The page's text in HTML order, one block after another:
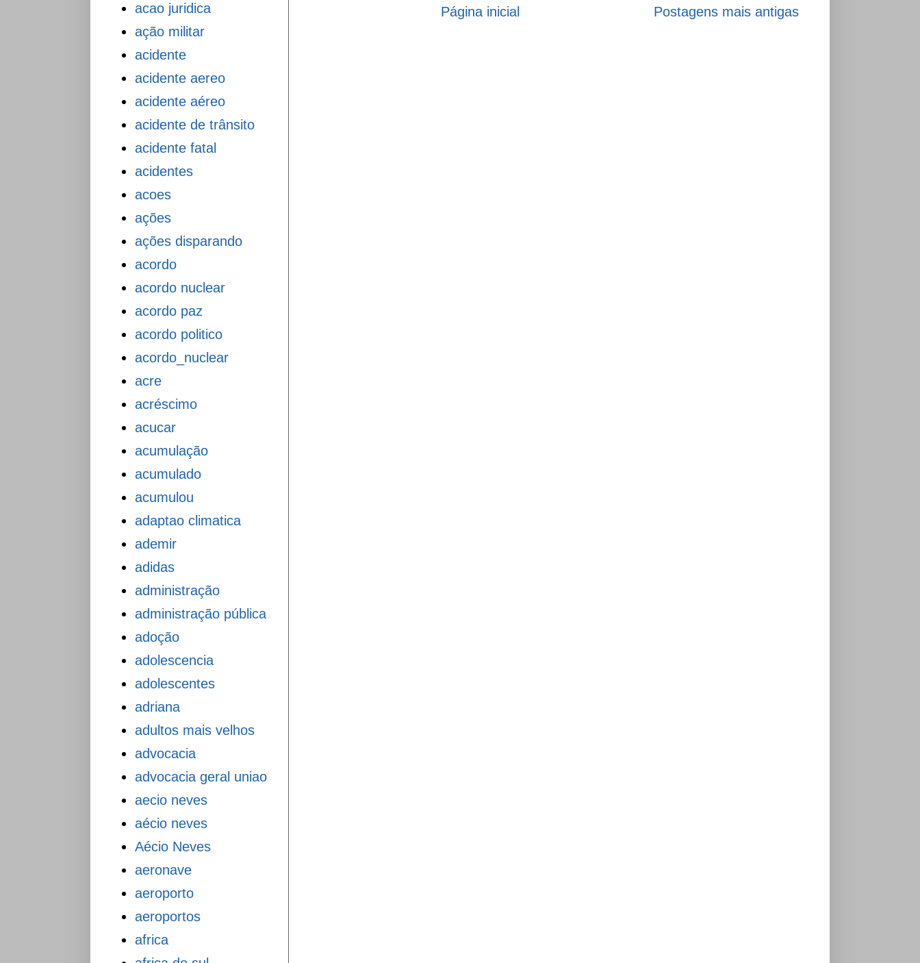
Postagens mais antigas
Página inicial
acao juridica
ação militar
acidente
acidente aereo
acidente aéreo
acidente de trânsito
acidente fatal
acidentes
acoes
ações
ações disparando
acordo
acordo nuclear
acordo paz
acordo politico
acordo_nuclear
acre
acréscimo
acucar
acumulação
acumulado
acumulou
adaptao climatica
ademir
adidas
administração
administração pública
adoção
adolescencia
adolescentes
adriana
adultos mais velhos
advocacia
advocacia geral uniao
aecio neves
aécio neves
Aécio Neves
aeronave
aeroporto
aeroportos
africa